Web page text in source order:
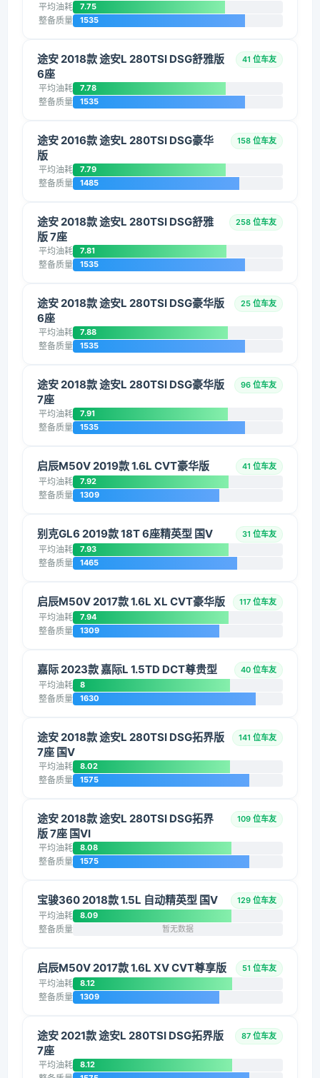
平均油耗 7.75
整备质量 1535
途安 2018款 途安L 280TSI DSG舒雅版
6座
41 位车友
平均油耗 7.78
整备质量 1535
途安 2016款 途安L 280TSI DSG豪华
版
158 位车友
平均油耗 7.79
整备质量 1485
途安 2018款 途安L 280TSI DSG舒雅
版 7座
258 位车友
平均油耗 7.81
整备质量 1535
途安 2018款 途安L 280TSI DSG豪华版
6座
25 位车友
平均油耗 7.88
整备质量 1535
途安 2018款 途安L 280TSI DSG豪华版
7座
96 位车友
平均油耗 7.91
整备质量 1535
启辰M50V 2019款 1.6L CVT豪华版 41 位车友
平均油耗 7.92
整备质量 1309
别克GL6 2019款 18T 6座精英型 国V 31 位车友
平均油耗 7.93
整备质量 1465
启辰M50V 2017款 1.6L XL CVT豪华版 117 位车友
平均油耗 7.94
整备质量 1309
嘉际 2023款 嘉际L 1.5TD DCT尊贵型 40 位车友
平均油耗 8
整备质量 1630
途安 2018款 途安L 280TSI DSG拓界版
7座 国V
141 位车友
平均油耗 8.02
整备质量 1575
途安 2018款 途安L 280TSI DSG拓界
版 7座 国VI
109 位车友
平均油耗 8.08
整备质量 1575
宝骏360 2018款 1.5L 自动精英型 国V 129 位车友
平均油耗 8.09
整备质量 暂无数据
启辰M50V 2017款 1.6L XV CVT尊享版 51 位车友
平均油耗 8.12
整备质量 1309
途安 2021款 途安L 280TSI DSG拓界版
7座
87 位车友
平均油耗 8.12